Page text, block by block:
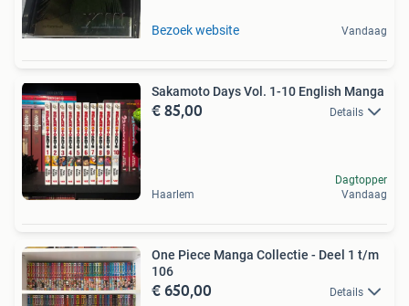
Bezoek website Vandaag
Sakamoto Days Vol. 1-10 English Manga
€ 85,00 Details
Haarlem
Dagtopper
Vandaag
One Piece Manga Collectie - Deel 1 t/m
106
€ 650,00 Details